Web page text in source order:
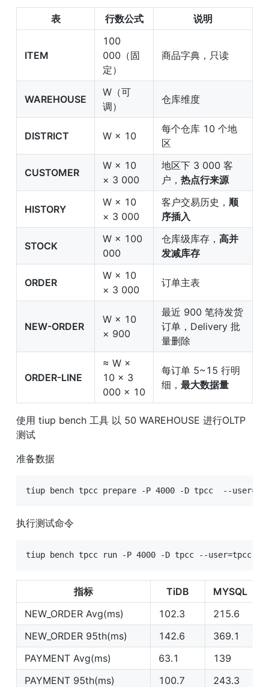
表 行数公式 说明
ITEM
100
000（固
定）
商品字典，只读
WAREHOUSE
W（可
调）
仓库维度
DISTRICT W × 10
每个仓库 10 个地
区
CUSTOMER
W × 10
× 3 000
地区下 3 000 客
户， 热点行来源
HISTORY
W × 10
× 3 000
客户交易历史， 顺
序插入
STOCK
W × 100
000
仓库级库存， 高并
发减库存
ORDER
W × 10
× 3 000
订单主表
NEW-ORDER
W × 10
× 900
最近 900 笔待发货
订单，Delivery 批
量删除
ORDER-LINE
≈ W ×
10 × 3
000 × 10
每订单 5~15 行明
细， 最大数据量
使用 tiup bench 工具 以 50 WAREHOUSE 进行OLTP
测试
准备数据
tiup bench tpcc prepare -P 4000 -D tpcc  --
执行测试命令
tiup bench tpcc run -P 4000 -D tpcc --user=tpcc --
指标 TiDB
MYSQL
NEW_ORDER Avg(ms)
102.3
215.6
NEW_ORDER 95th(ms)
142.6
369.1
PAYMENT Avg(ms)
63.1
139
PAYMENT 95th(ms)
100.7
243.3